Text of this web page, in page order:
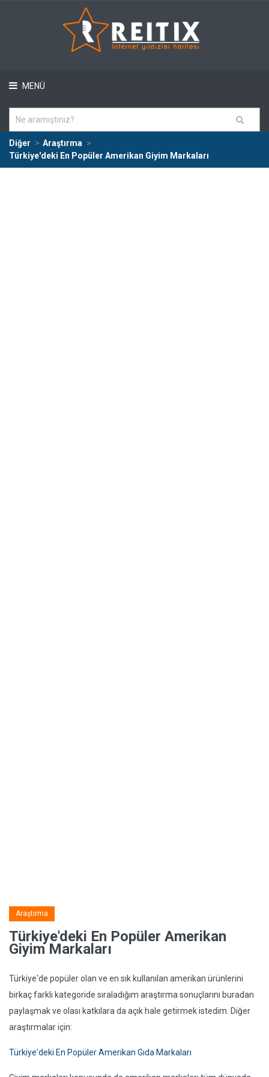
MENÜ
Diğer
Araştırma
Türkiye'deki En Popüler Amerikan Giyim Markaları
Araştırma
Türkiye'deki En Popüler Amerikan
Giyim Markaları
Türkiye'de popüler olan ve en sık kullanılan amerikan ürünlerini
birkaç farklı kategoride sıraladığım araştırma sonuçlarını buradan
paylaşmak ve olası katkılara da açık hale getirmek istedim. Diğer
araştırmalar için:
Türkiye'deki En Popüler Amerikan Gıda Markaları